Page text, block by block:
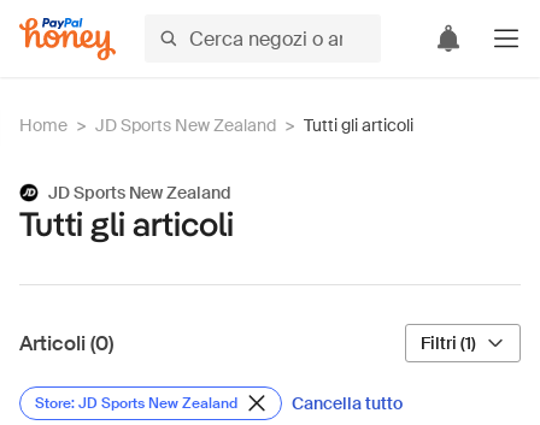
Home > JD Sports New Zealand > Tutti gli articoli
JD Sports New Zealand
Tutti gli articoli
Articoli (0) Filtri (1)
Store: JD Sports New Zealand Cancella tutto